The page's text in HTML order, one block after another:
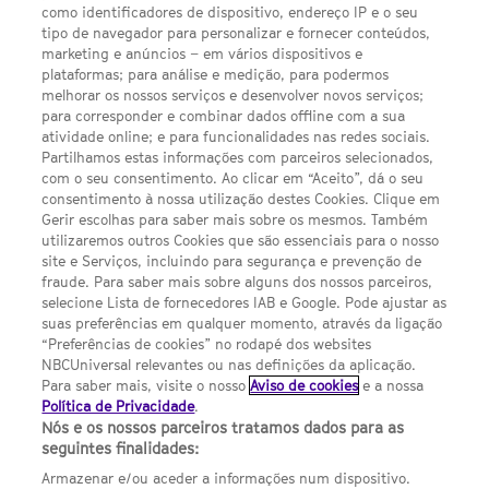
TWITTER
LINKS ÚTEIS
Escolhas de Anúncios
Política de privacidade
Termos E Condições
FILMES
UMA DIVISÃO DA NBCUNIVERSAL
Contact us by email: contact.SYFYPortugal@ncbuni.com
NBC Universal Global Networks España S.L.U. is wholly owned
by Universal Studios International BV
como identificadores de dispositivo, endereço IP e o seu
tipo de navegador para personalizar e fornecer conteúdos,
marketing e anúncios – em vários dispositivos e
plataformas; para análise e medição, para podermos
melhorar os nossos serviços e desenvolver novos serviços;
para corresponder e combinar dados offline com a sua
atividade online; e para funcionalidades nas redes sociais.
Partilhamos estas informações com parceiros selecionados,
com o seu consentimento. Ao clicar em “Aceito”, dá o seu
consentimento à nossa utilização destes Cookies. Clique em
Gerir escolhas para saber mais sobre os mesmos. Também
utilizaremos outros Cookies que são essenciais para o nosso
site e Serviços, incluindo para segurança e prevenção de
fraude. Para saber mais sobre alguns dos nossos parceiros,
selecione Lista de fornecedores IAB e Google. Pode ajustar as
suas preferências em qualquer momento, através da ligação
“Preferências de cookies” no rodapé dos websites
NBCUniversal relevantes ou nas definições da aplicação.
Para saber mais, visite o nossoAviso de cookies e a nossa
Política de Privacidade.
Nós e os nossos parceiros tratamos dados para as
seguintes finalidades:
Armazenar e/ou aceder a informações num dispositivo.